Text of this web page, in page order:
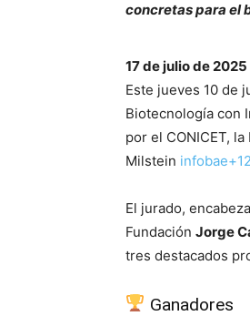
concretas para el
17 de julio de
Este jueves 10 de
Biotecnología con
por el CONICET,
Milstein
El jurado,
Fundación Jorge
tres destacados
Ganadores